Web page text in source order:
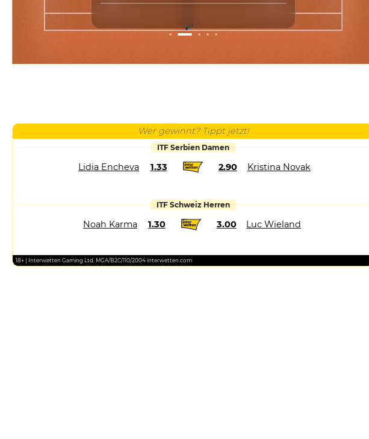
Wer gewinnt? Tippt jetzt!
ITF Serbien Damen
Lidia Encheva 1.33 2.90 Kristina Novak
ITF Schweiz Herren
Noah Karma 1.30 3.00 Luc Wieland
18+ | Interwetten Gaming Ltd. MGA/B2C/110/2004 interwetten.com